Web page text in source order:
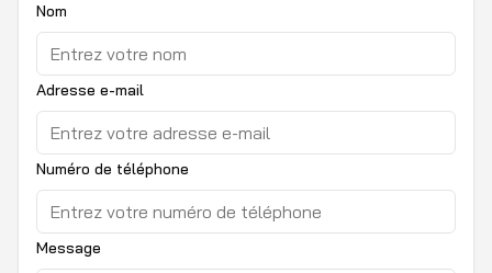
Nom
Adresse e-mail
Numéro de téléphone
Message